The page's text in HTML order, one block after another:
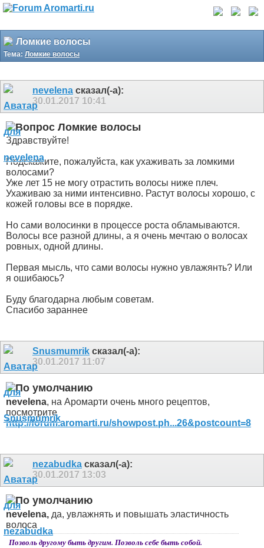
Ломкие волосы
Тема: Ломкие волосы
nevelena сказал(-а):
30.01.2017 10:41
Ломкие волосы
Здравствуйте!
Подскажите, пожалуйста, как ухаживать за ломкими
волосами?
Уже лет 15 не могу отрастить волосы ниже плеч.
Ухаживаю за ними интенсивно. Растут волосы хорошо, с
кожей головы все в порядке.
Но сами волосинки в процессе роста обламываются.
Волосы все разной длины, а я очень мечтаю о волосах
ровных, одной длины.
Первая мысль, что сами волосы нужно увлажянть? Или
я ошибаюсь?
Буду благодарна любым советам.
Спасибо зараннее
Snusmumrik сказал(-а):
30.01.2017 11:07
nevelena, на Аромарти очень много рецептов,
посмотрите
http://forum.aromarti.ru/showpost.ph...26&postcount=8
nezabudka сказал(-а):
30.01.2017 13:03
nevelena, да, увлажнять и повышать эластичность
волоса
Позволь другому быть другим. Позволь себе быть собой.